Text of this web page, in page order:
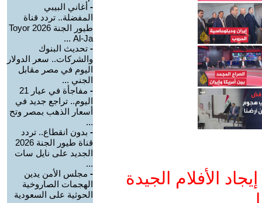
الأفلام الجيدة
- أغاني البيبي
المفضلة.. تردد قناة
طيور الجنة 2026 Toyor
Al-Ja ...
- تحديث البنوك
والشركات.. سعر الدولار
اليوم في مصر مقابل
الجني ...
-
مفاجأة في عيار 21
اليوم.. تراجع جديد في
أسعار الذهب بمصر وتح
...
- بدون انقطاع.. تردد
قناة طيور الجنة 2026
الجديد على نايل سات
...
- مجلس الأمن يدين
الهجمات الصاروخية
الحوثية على السعودية